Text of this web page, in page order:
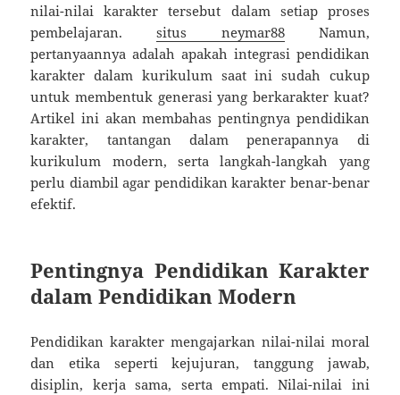
nilai-nilai karakter tersebut dalam setiap proses
pembelajaran.situs neymar88Namun,
pertanyaannya adalah apakah integrasi pendidikan
karakter dalam kurikulum saat ini sudah cukup
untuk membentuk generasi yang berkarakter kuat?
Artikel ini akan membahas pentingnya pendidikan
karakter, tantangan dalam penerapannya di
kurikulum modern, serta langkah-langkah yang
perlu diambil agar pendidikan karakter benar-benar
efektif.
Pentingnya Pendidikan Karakter
dalam Pendidikan Modern
Pendidikan karakter mengajarkan nilai-nilai moral
dan etika seperti kejujuran, tanggung jawab,
disiplin, kerja sama, serta empati. Nilai-nilai ini